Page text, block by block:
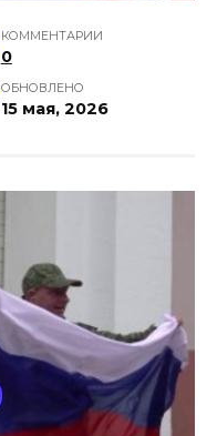
КОММЕНТАРИИ
0
ОБНОВЛЕНО
15 мая, 2026